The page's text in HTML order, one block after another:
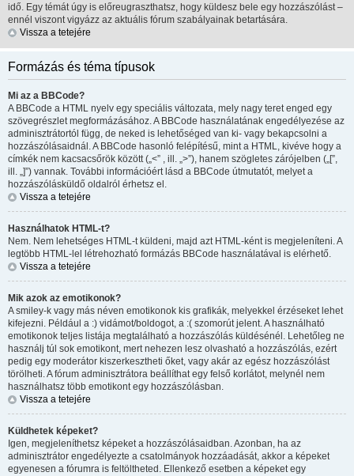
idő. Egy témát úgy is előreugraszthatsz, hogy küldesz bele egy hozzászólást –
ennél viszont vigyázz az aktuális fórum szabályainak betartására.
Vissza a tetejére
Formázás és téma típusok
Mi az a BBCode?
A BBCode a HTML nyelv egy speciális változata, mely nagy teret enged egy
szövegrészlet megformázásához. A BBCode használatának engedélyezése az
adminisztrátortól függ, de neked is lehetőséged van ki- vagy bekapcsolni a
hozzászólásaidnál. A BBCode hasonló felépítésű, mint a HTML, kivéve hogy a
címkék nem kacsacsőrök között („<” , ill. „>”), hanem szögletes zárójelben („[”,
ill. „]”) vannak. További információért lásd a BBCode útmutatót, melyet a
hozzászólásküldő oldalról érhetsz el.
Vissza a tetejére
Használhatok HTML-t?
Nem. Nem lehetséges HTML-t küldeni, majd azt HTML-ként is megjeleníteni. A
legtöbb HTML-lel létrehozható formázás BBCode használatával is elérhető.
Vissza a tetejére
Mik azok az emotikonok?
A smiley-k vagy más néven emotikonok kis grafikák, melyekkel érzéseket lehet
kifejezni. Például a :) vidámot/boldogot, a :( szomorút jelent. A használható
emotikonok teljes listája megtalálható a hozzászólás küldésénél. Lehetőleg ne
használj túl sok emotikont, mert nehezen lesz olvasható a hozzászólás, ezért
pedig egy moderátor kiszerkesztheti őket, vagy akár az egész hozzászólást
törölheti. A fórum adminisztrátora beállíthat egy felső korlátot, melynél nem
használhatsz több emotikont egy hozzászólásban.
Vissza a tetejére
Küldhetek képeket?
Igen, megjeleníthetsz képeket a hozzászólásaidban. Azonban, ha az
adminisztrátor engedélyezte a csatolmányok hozzáadását, akkor a képeket
egyenesen a fórumra is feltöltheted. Ellenkező esetben a képeket egy